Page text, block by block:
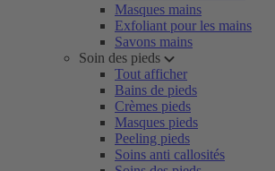
Masques mains
Exfoliant pour les mains
Savons mains
Soin des pieds
Tout afficher
Bains de pieds
Crèmes pieds
Masques pieds
Peeling pieds
Soins anti callosités